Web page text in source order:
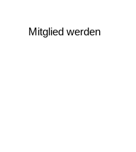
Mitglied werden